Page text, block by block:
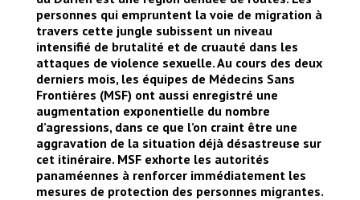
personnes qui empruntent la voie de migration à
travers cette jungle subissent un niveau
intensifié de brutalité et de cruauté dans les
attaques de violence sexuelle. Au cours des deux
derniers mois, les équipes de Médecins Sans
Frontières (MSF) ont aussi enregistré une
augmentation exponentielle du nombre
d’agressions, dans ce que l’on craint être une
aggravation de la situation déjà désastreuse sur
cet itinéraire. MSF exhorte les autorités
panaméennes à renforcer immédiatement les
mesures de protection des personnes migrantes.